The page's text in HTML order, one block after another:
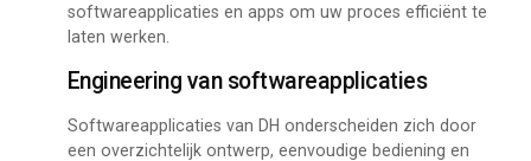
softwareapplicaties en apps om uw proces efficiënt te
laten werken.
Engineering van softwareapplicaties
Softwareapplicaties van DH onderscheiden zich door
een overzichtelijk ontwerp, eenvoudige bediening en